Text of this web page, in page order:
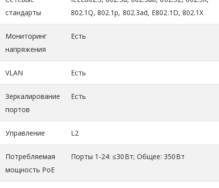
стандарты
802.1Q, 802.1p, 802.3ad, E802.1D, 802.1X
Мониторинг
напряжения
Есть
VLAN Есть
Зеркалирование
портов
Есть
Управление L2
Потребляемая
мощность PoE
Порты 1-24: ≤30Вт; Общее: 350Вт